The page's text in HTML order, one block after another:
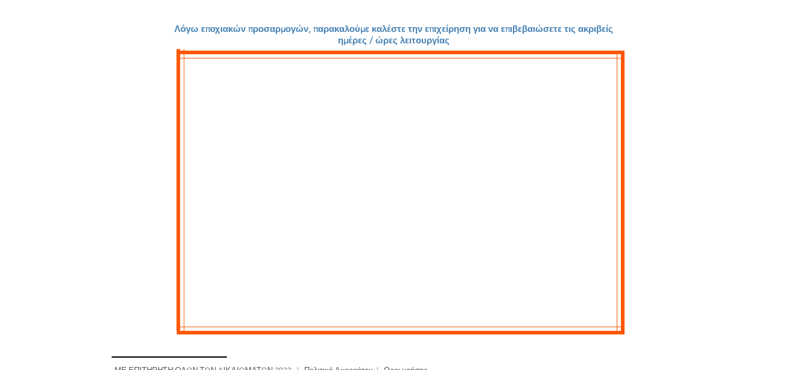
Λόγω εποχιακών προσαρμογών, παρακαλούμε καλέστε την επιχείρηση για να επιβεβαιώσετε τις ακριβείς
ημέρες / ώρες λειτουργίας